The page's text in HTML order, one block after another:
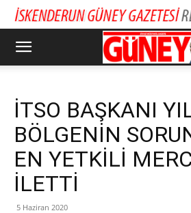
İTSO BAŞKANI
BÖLGENİN
EN YETKİLİ
İLETTİ
5 Haziran 2020